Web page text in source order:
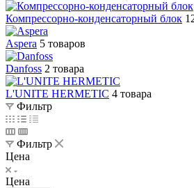
Компрессорно-конденсаторный блок
Aspera 5 товаров
Danfoss 2 товара
L'UNITE HERMETIC 4 товара
Фильтр
Фильтр
Цена
Цена